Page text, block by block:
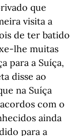
que
visita a
de ter batido
lhe muitas
para a Suíça,
disse ao
na Suíça
com o
ainda
para a